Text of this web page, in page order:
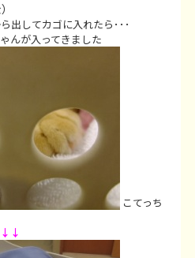
てカゴに入れたら･･･
入ってきました
こてっち
↓↓